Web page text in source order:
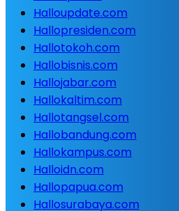
Halloupdate.com
Hallopresiden.com
Hallotokoh.com
Hallobisnis.com
Hallojabar.com
Hallokaltim.com
Hallotangsel.com
Hallobandung.com
Hallokampus.com
Halloidn.com
Hallopapua.com
Hallosurabaya.com